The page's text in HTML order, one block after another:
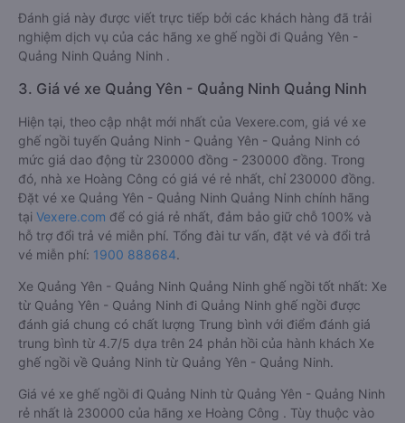
Đánh giá này được viết trực tiếp bởi các khách hàng đã trải
nghiệm dịch vụ của các hãng xe ghế ngồi đi Quảng Yên -
Quảng Ninh Quảng Ninh .
3. Giá vé xe Quảng Yên - Quảng Ninh Quảng Ninh
Hiện tại, theo cập nhật mới nhất của Vexere.com, giá vé xe
ghế ngồi tuyến Quảng Ninh - Quảng Yên - Quảng Ninh có
mức giá dao động từ 230000 đồng - 230000 đồng. Trong
đó, nhà xe Hoàng Công có giá vé rẻ nhất, chỉ 230000 đồng.
Đặt vé xe Quảng Yên - Quảng Ninh Quảng Ninh chính hãng
tại Vexere.com để có giá rẻ nhất, đảm bảo giữ chỗ 100% và
hỗ trợ đổi trả vé miễn phí. Tổng đài tư vấn, đặt vé và đổi trả
vé miễn phí: 1900 888684.
Xe Quảng Yên - Quảng Ninh Quảng Ninh ghế ngồi tốt nhất: Xe
từ Quảng Yên - Quảng Ninh đi Quảng Ninh ghế ngồi được
đánh giá chung có chất lượng Trung bình với điểm đánh giá
trung bình từ 4.7/5 dựa trên 24 phản hồi của hành khách Xe
ghế ngồi về Quảng Ninh từ Quảng Yên - Quảng Ninh.
Giá vé xe ghế ngồi đi Quảng Ninh từ Quảng Yên - Quảng Ninh
rẻ nhất là 230000 của hãng xe Hoàng Công . Tùy thuộc vào